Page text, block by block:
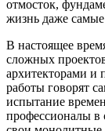
отмосток,
жизнь даже
В настоящее
сложных
архитекторами и
работы говорят
испытание
профессионалы в